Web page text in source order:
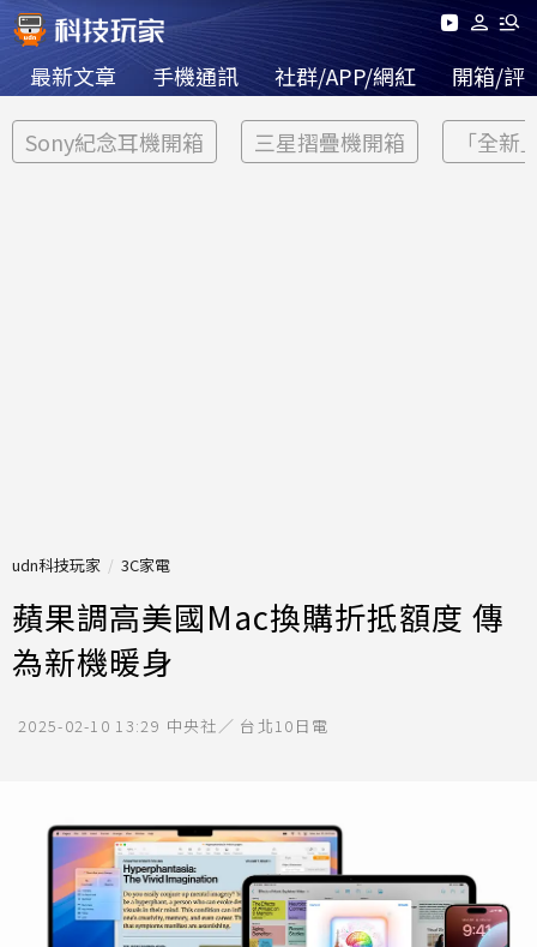
最新文章 手機通訊 社群/APP/網紅 開箱/評
Sony紀念耳機開箱 三星摺疊機開箱 「全新
udn科技玩家 3C家電
蘋果調高美國Mac換購折抵額度 傳
為新機暖身
2025-02-10 13:29 中央社／ 台北10日電